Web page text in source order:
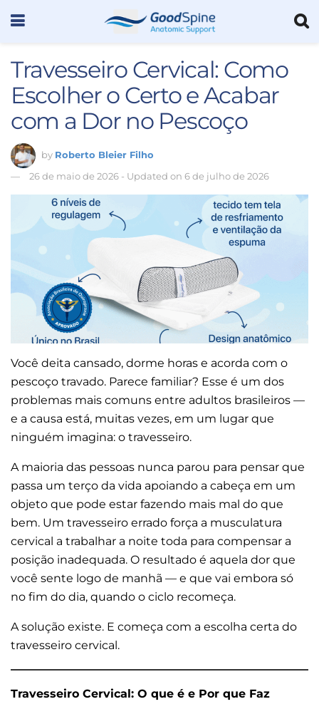
Travesseiro Cervical: Como
Escolher o Certo e Acabar
com a Dor no Pescoço
by Roberto Bleier Filho
26 de maio de 2026 - Updated on 6 de julho de 2026
Você deita cansado, dorme horas e acorda com o
pescoço travado. Parece familiar? Esse é um dos
problemas mais comuns entre adultos brasileiros —
e a causa está, muitas vezes, em um lugar que
ninguém imagina: o travesseiro.
A maioria das pessoas nunca parou para pensar que
passa um terço da vida apoiando a cabeça em um
objeto que pode estar fazendo mais mal do que
bem. Um travesseiro errado força a musculatura
cervical a trabalhar a noite toda para compensar a
posição inadequada. O resultado é aquela dor que
você sente logo de manhã — e que vai embora só
no fim do dia, quando o ciclo recomeça.
A solução existe. E começa com a escolha certa do
travesseiro cervical.
Travesseiro Cervical: O que é e Por que Faz